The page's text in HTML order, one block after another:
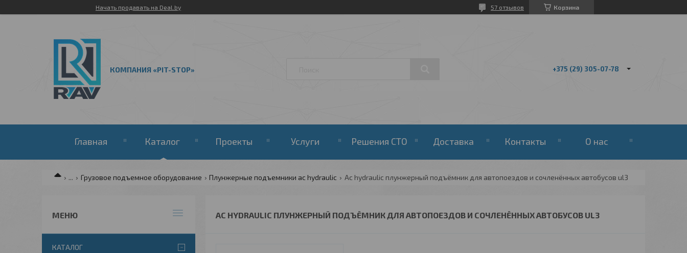
Начать продавать на Deal.by Корзина
57 отзывов
КОМПАНИЯ «PIT-STOP» +375 (29) 305-07-78
Главная Каталог Проекты Услуги Решения СТО Доставка Контакты О нас
... Грузовое подъемное оборудование Плунжерные подъемники ac hydraulic Ac hydraulic плунжерный подъёмник для автопоездов и сочленённых автобусов ul3
AC HYDRAULIC ПЛУНЖЕРНЫЙ ПОДЪЁМНИК ДЛЯ АВТОПОЕЗДОВ И СОЧЛЕНЁННЫХ АВТОБУСОВ UL3
КАТАЛОГ